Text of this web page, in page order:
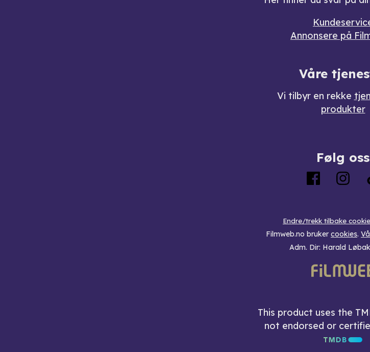
Annonsere på
Våre
Vi tilbyr en rekke
produkter
Følg oss
Endre/trekk tilbake
Filmweb.no bruker cookies.
Adm. Dir: Harald
This product uses the
not endorsed or